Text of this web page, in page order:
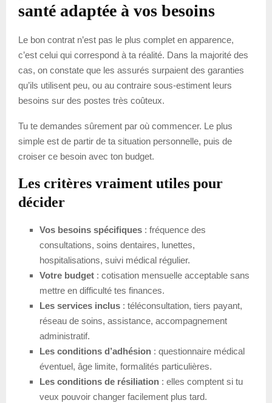
santé adaptée à vos besoins
Le bon contrat n’est pas le plus complet en apparence,
c’est celui qui correspond à ta réalité. Dans la majorité des
cas, on constate que les assurés surpaient des garanties
qu’ils utilisent peu, ou au contraire sous-estiment leurs
besoins sur des postes très coûteux.
Tu te demandes sûrement par où commencer. Le plus
simple est de partir de ta situation personnelle, puis de
croiser ce besoin avec ton budget.
Les critères vraiment utiles pour
décider
Vos besoins spécifiques : fréquence des
consultations, soins dentaires, lunettes,
hospitalisations, suivi médical régulier.
Votre budget : cotisation mensuelle acceptable sans
mettre en difficulté tes finances.
Les services inclus : téléconsultation, tiers payant,
réseau de soins, assistance, accompagnement
administratif.
Les conditions d’adhésion : questionnaire médical
éventuel, âge limite, formalités particulières.
Les conditions de résiliation : elles comptent si tu
veux pouvoir changer facilement plus tard.